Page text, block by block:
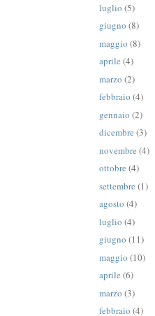
luglio (5)
giugno (8)
maggio (8)
aprile (4)
marzo (2)
febbraio (4)
gennaio (2)
dicembre (3)
novembre (4)
ottobre (4)
settembre (1)
agosto (4)
luglio (4)
giugno (11)
maggio (10)
aprile (6)
marzo (3)
febbraio (4)